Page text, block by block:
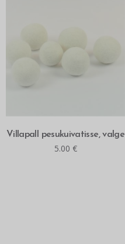
LOE ROHKEM
Villapall pesukuivatisse, valge
5.00 €